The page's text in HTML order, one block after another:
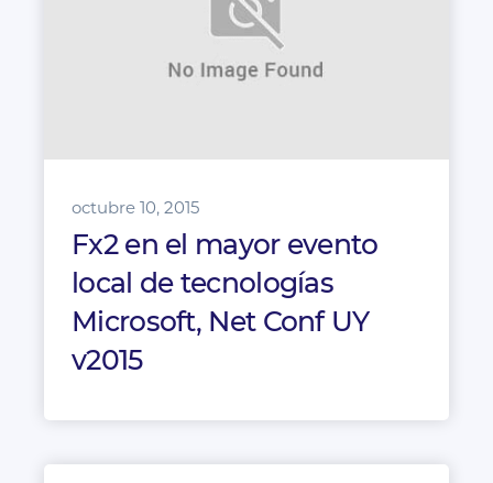
octubre 10, 2015
Fx2 en el mayor evento
local de tecnologías
Microsoft, Net Conf UY
v2015